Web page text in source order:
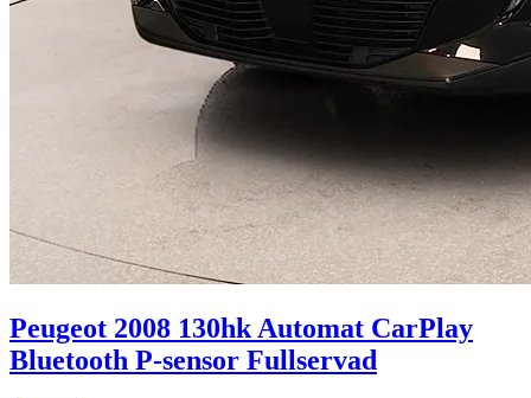
Peugeot 2008 130hk Automat CarPlay
Bluetooth P-sensor Fullservad